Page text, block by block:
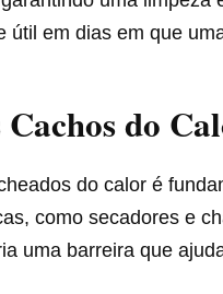
útil em dias em que
do
do calor é
como secadores e
uma barreira que